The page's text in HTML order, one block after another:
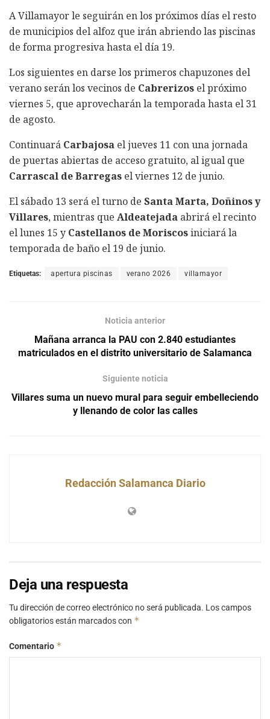
A Villamayor le seguirán en los próximos días el resto
de municipios del alfoz que irán abriendo las piscinas
de forma progresiva hasta el día 19.
Los siguientes en darse los primeros chapuzones del
verano serán los vecinos de Cabrerizos el próximo
viernes 5, que aprovecharán la temporada hasta el 31
de agosto.
Continuará Carbajosa el jueves 11 con una jornada
de puertas abiertas de acceso gratuito, al igual que
Carrascal de Barregas el viernes 12 de junio.
El sábado 13 será el turno de Santa Marta, Doñinos y
Villares, mientras que Aldeatejada abrirá el recinto
el lunes 15 y Castellanos de Moriscosiniciará la
temporada de baño el 19 de junio.
Etiquetas: apertura piscinas verano 2026 villamayor
Noticia anterior
Mañana arranca la PAU con 2.840 estudiantes
matriculados en el distrito universitario de Salamanca
Siguiente noticia
Villares suma un nuevo mural para seguir embelleciendo
y llenando de color las calles
Redacción Salamanca Diario
Deja una respuesta
Tu dirección de correo electrónico no será publicada. Los campos
obligatorios están marcados con *
Comentario *